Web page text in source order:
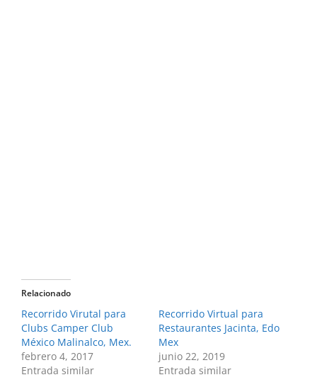
Relacionado
Recorrido Virutal para
Clubs Camper Club
México Malinalco, Mex.
febrero 4, 2017
Entrada similar
Recorrido Virtual para
Restaurantes Jacinta, Edo
Mex
junio 22, 2019
Entrada similar